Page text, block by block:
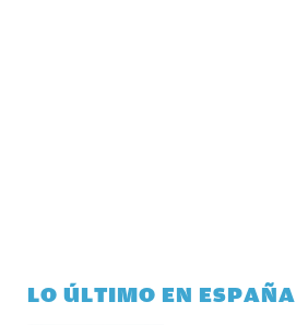
LO ÚLTIMO EN ESPAÑA